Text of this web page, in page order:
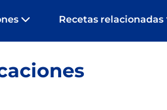
Recetas relacionadas